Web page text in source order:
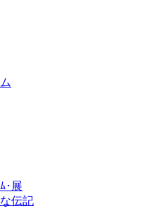
･展
伝記